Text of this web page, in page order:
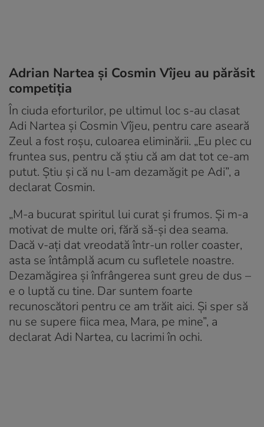
Adrian Nartea și Cosmin Vîjeu au părăsit
competiția
În ciuda eforturilor, pe ultimul loc s-au clasat
Adi Nartea și Cosmin Vîjeu, pentru care aseară
Zeul a fost roșu, culoarea eliminării. „Eu plec cu
fruntea sus, pentru că știu că am dat tot ce-am
putut. Știu și că nu l-am dezamăgit pe Adi”, a
declarat Cosmin.
„M-a bucurat spiritul lui curat și frumos. Și m-a
motivat de multe ori, fără să-și dea seama.
Dacă v-ați dat vreodată într-un roller coaster,
asta se întâmplă acum cu sufletele noastre.
Dezamăgirea și înfrângerea sunt greu de dus –
e o luptă cu tine. Dar suntem foarte
recunoscători pentru ce am trăit aici. Și sper să
nu se supere fiica mea, Mara, pe mine”, a
declarat Adi Nartea, cu lacrimi în ochi.